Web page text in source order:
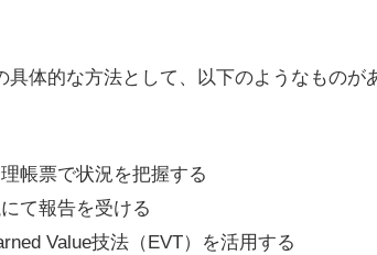
体的な方法として、以下のようなものが
帳票で状況を把握する
て報告を受ける
Value技法（EVT）を活用する